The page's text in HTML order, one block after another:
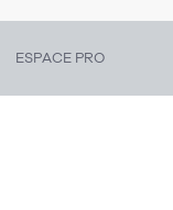
ESPACE PRO